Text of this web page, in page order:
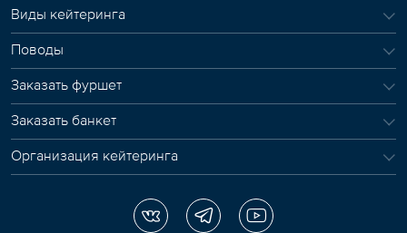
Виды кейтеринга
Поводы
Заказать фуршет
Заказать банкет
Организация кейтеринга